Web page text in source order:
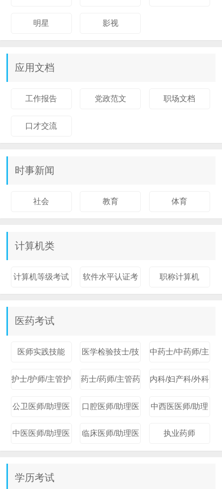
明星 影视
应用文档
工作报告 党政范文 职场文档
口才交流
时事新闻
社会 教育 体育
计算机类
计算机等级考试 软件水平认证考
试
职称计算机
医药考试
医师实践技能 医学检验技士/技 中药士/中药师/主
护士/护师/主管护 药士/药师/主管药 内科/妇产科/外科
公卫医师/助理医 口腔医师/助理医 中西医医师/助理
中医医师/助理医 临床医师/助理医 执业药师
学历考试